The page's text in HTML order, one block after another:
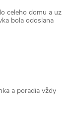
celeho domu a uz
bola odoslana
a poradia vždy